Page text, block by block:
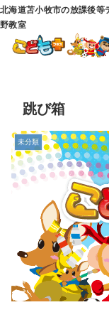
北海道苫小牧市の放課後等
野教室
跳び箱
未分類